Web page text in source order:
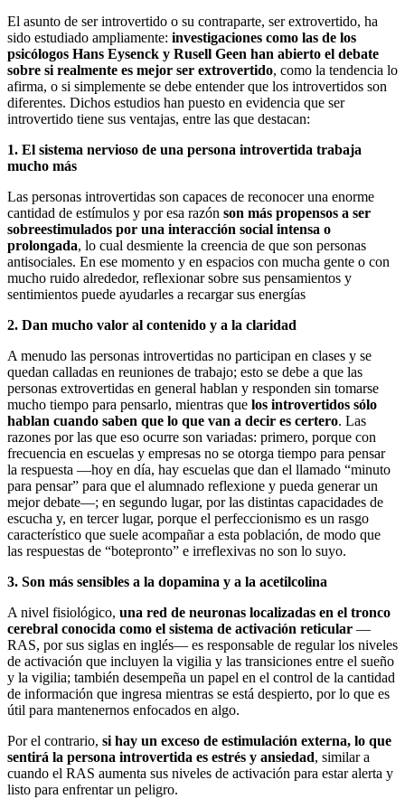
El asunto de ser introvertido o su contraparte, ser extrovertido, ha
sido estudiado ampliamente: investigaciones como las de los
psicólogos Hans Eysenck y Rusell Geen han abierto el debate
sobre si realmente es mejor ser extrovertido, como la tendencia lo
afirma, o si simplemente se debe entender que los introvertidos son
diferentes. Dichos estudios han puesto en evidencia que ser
introvertido tiene sus ventajas, entre las que destacan:
1. El sistema nervioso de una persona introvertida trabaja
mucho más
Las personas introvertidas son capaces de reconocer una enorme
cantidad de estímulos y por esa razón son más propensos a ser
sobreestimulados por una interacción social intensa o
prolongada, lo cual desmiente la creencia de que son personas
antisociales. En ese momento y en espacios con mucha gente o con
mucho ruido alrededor, reflexionar sobre sus pensamientos y
sentimientos puede ayudarles a recargar sus energías
2. Dan mucho valor al contenido y a la claridad
A menudo las personas introvertidas no participan en clases y se
quedan calladas en reuniones de trabajo; esto se debe a que las
personas extrovertidas en general hablan y responden sin tomarse
mucho tiempo para pensarlo, mientras que los introvertidos sólo
hablan cuando saben que lo que van a decir es certero. Las
razones por las que eso ocurre son variadas: primero, porque con
frecuencia en escuelas y empresas no se otorga tiempo para pensar
la respuesta —hoy en día, hay escuelas que dan el llamado “minuto
para pensar” para que el alumnado reflexione y pueda generar un
mejor debate—; en segundo lugar, por las distintas capacidades de
escucha y, en tercer lugar, porque el perfeccionismo es un rasgo
característico que suele acompañar a esta población, de modo que
las respuestas de “botepronto” e irreflexivas no son lo suyo.
3. Son más sensibles a la dopamina y a la acetilcolina
A nivel fisiológico, una red de neuronas localizadas en el tronco
cerebral conocida como el sistema de activación reticular —
RAS, por sus siglas en inglés— es responsable de regular los niveles
de activación que incluyen la vigilia y las transiciones entre el sueño
y la vigilia; también desempeña un papel en el control de la cantidad
de información que ingresa mientras se está despierto, por lo que es
útil para mantenernos enfocados en algo.
Por el contrario, si hay un exceso de estimulación externa, lo que
sentirá la persona introvertida es estrés y ansiedad, similar a
cuando el RAS aumenta sus niveles de activación para estar alerta y
listo para enfrentar un peligro.